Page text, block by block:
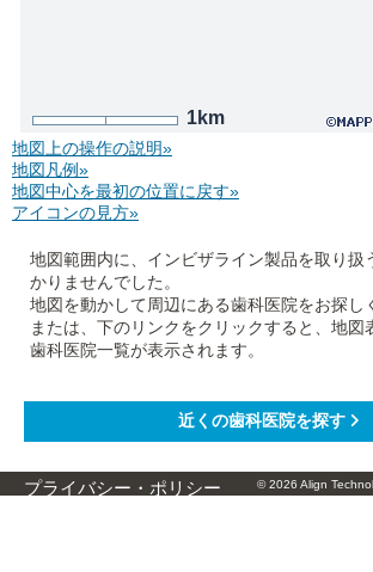
1km
地図上の操作の説明»
地図凡例»
地図中心を最初の位置に戻す»
アイコンの見方»
地図範囲内に、インビザライン製品を取り扱
かりませんでした。
地図を動かして周辺にある歯科医院をお探し
または、下のリンクをクリックすると、地図
歯科医院一覧が表示されます。
プライバシー・ポリシー © 2026 Align